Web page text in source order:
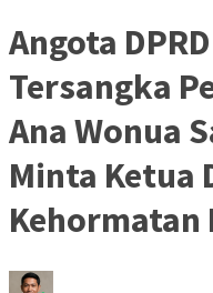
Angota
Tersangka
Ana Wonua
Minta Ketua
Kehormatan